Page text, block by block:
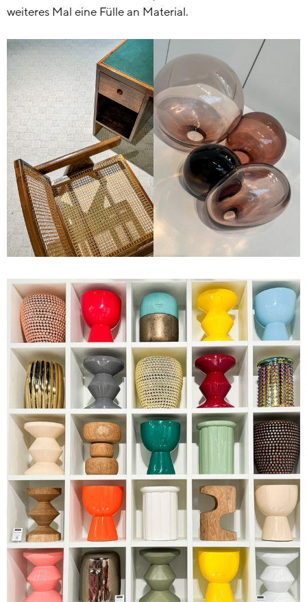
weiteres Mal eine Fülle an Material.